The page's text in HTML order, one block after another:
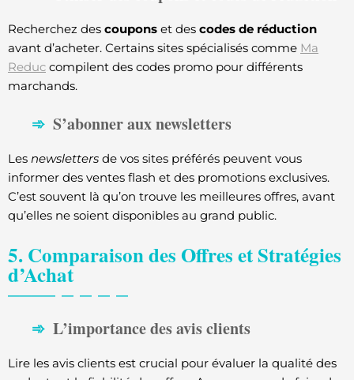
Recherchez des coupons et des codes de réduction
avant d’acheter. Certains sites spécialisés comme Ma
Reduc compilent des codes promo pour différents
marchands.
S’abonner aux newsletters
Les newsletters de vos sites préférés peuvent vous
informer des ventes flash et des promotions exclusives.
C’est souvent là qu’on trouve les meilleures offres, avant
qu’elles ne soient disponibles au grand public.
5. Comparaison des Offres et Stratégies
d’Achat
L’importance des avis clients
Lire les avis clients est crucial pour évaluer la qualité des